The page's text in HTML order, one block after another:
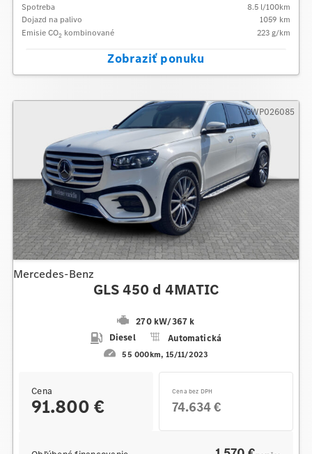
Spotreba 8.5 l/100km
Dojazd na palivo
1059 km
Emisie CO2 kombinované 223 g/km
Zobraziť ponuku
Mercedes-Benz
GLS 450 d 4MATIC
270 kW/367 k
Diesel
Automatická
55 000km 15/11/2023
GWP026085
Cena
91.800 €
Cena bez DPH
74.634 €